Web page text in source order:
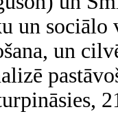
un
un